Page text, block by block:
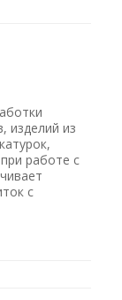
изделий из
работе с
с